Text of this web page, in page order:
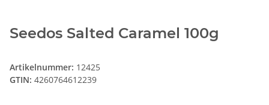
Seedos Salted Caramel 100g
Artikelnummer: 12425
GTIN: 4260764612239